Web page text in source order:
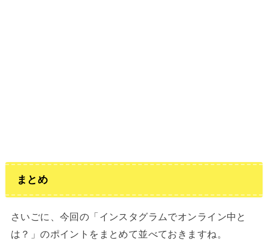
まとめ
さいごに、今回の「インスタグラムでオンライン中と
は？」のポイントをまとめて並べておきますね。